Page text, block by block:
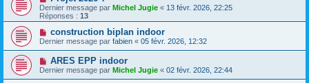
Dernier message par Michel Jugie « 13 févr. 2026, 22:25
Réponses : 13
construction biplan indoor
Dernier message par fabien « 05 févr. 2026, 12:32
ARES EPP indoor
Dernier message par Michel Jugie « 02 févr. 2026, 22:44